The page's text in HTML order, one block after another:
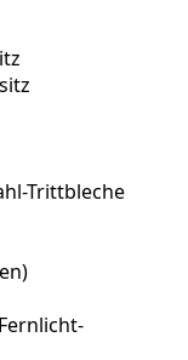
Trittbleche